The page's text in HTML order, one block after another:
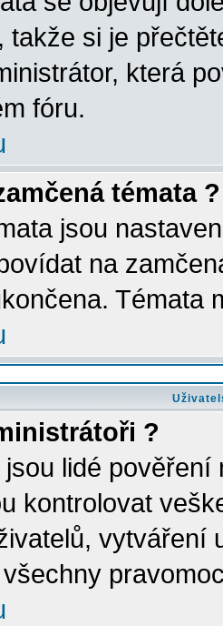
takže si je
která
fóru.
témata ?
jsou
na
Témata
?
lidé
kontrolovat
vytváření